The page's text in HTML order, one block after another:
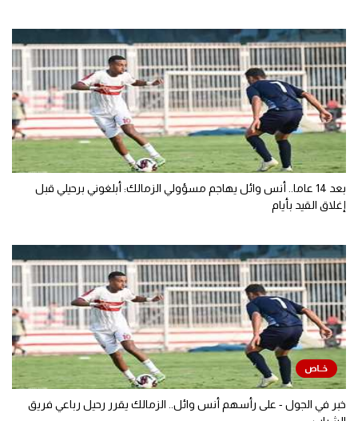
بعد 14 عاما.. أنس وائل يهاجم مسؤولي الزمالك: أبلغوني برحيلي قبل
إغلاق القيد بأيام
خبر في الجول - على رأسهم أنس وائل.. الزمالك يقرر رحيل رباعي فريق